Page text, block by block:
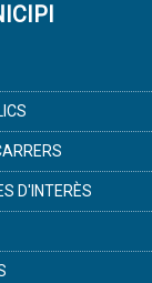
D'INTERÈS